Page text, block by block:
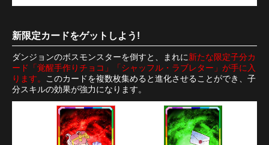
新限定カードをゲットしよう!
ダンジョンのボスモンスターを倒すと、まれに新たな限定子分カ
ード「覚醒手作りチョコ」「シャッフル・ラブレター」が手に入
ります。
このカードを複数枚集めると進化させることができ、子
分スキルの効果が強力になります。